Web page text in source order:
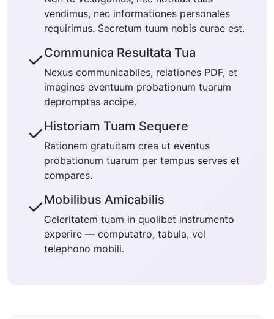
vendimus, nec informationes personales
requirimus. Secretum tuum nobis curae est.
✓Communica Resultata Tua
Nexus communicabiles, relationes PDF, et
imagines eventuum probationum tuarum
depromptas accipe.
✓Historiam Tuam Sequere
Rationem gratuitam crea ut eventus
probationum tuarum per tempus serves et
compares.
✓Mobilibus Amicabilis
Celeritatem tuam in quolibet instrumento
experire — computatro, tabula, vel
telephono mobili.